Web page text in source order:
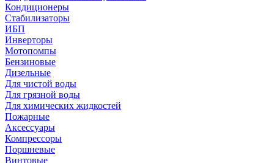
Кондиционеры
Стабилизаторы
ИБП
Инверторы
Мотопомпы
Бензиновые
Дизельные
Для чистой воды
Для грязной воды
Для химических жидкостей
Пожарные
Аксессуары
Компрессоры
Поршневые
Винтовые